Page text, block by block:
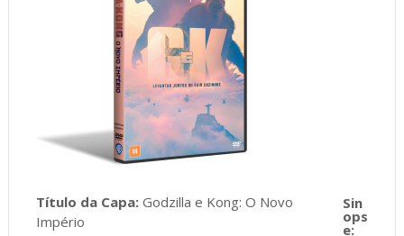
Título da Capa:Godzilla e Kong: O Novo
Império